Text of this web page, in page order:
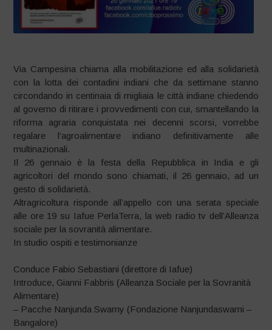
Via Campesina chiama alla mobilitazione ed alla solidarietà
con la lotta dei contadini indiani che da settimane stanno
circondando in centinaia di migliaia le città indiane chiedendo
al governo di ritirare i provvedimenti con cui, smantellando la
riforma agraria conquistata nei decenni scorsi, vorrebbe
regalare l’agroalimentare indiano definitivamente alle
multinazionali.
Il 26 gennaio è la festa della Repubblica in India e gli
agricoltori del mondo sono chiamati, il 26 gennaio, ad un
gesto di solidarietà.
Altragricoltura risponde all’appello con una serata speciale
alle ore 19 su Iafue PerlaTerra, la web radio tv dell’Alleanza
sociale per la sovranità alimentare.
In studio ospiti e testimonianze
Conduce Fabio Sebastiani (direttore di Iafue)
Introduce, Gianni Fabbris (Alleanza Sociale per la Sovranità
Alimentare)
– Pacche Nanjunda Swamy (Fondazione Nanjundaswami –
Bangalore)